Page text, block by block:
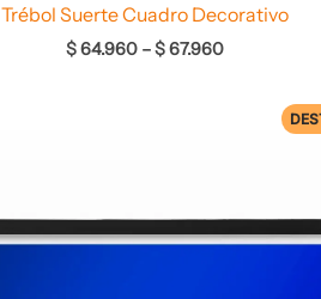
Trébol Suerte Cuadro Decorativo
$64.960 –$67.960
hasta